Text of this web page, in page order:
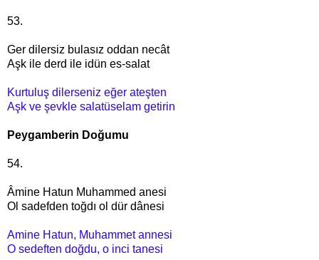
53.
Ger dilersiz bulasız oddan necât
Aşk ile derd ile idün es-salat
Kurtuluş dilerseniz eğer ateşten
Aşk ve şevkle salatüselam getirin
Peygamberin Doğumu
54.
Âmine Hatun Muhammed anesi
Ol sadefden toğdı ol dür dânesi
Amine Hatun, Muhammet annesi
O sedeften doğdu, o inci tanesi